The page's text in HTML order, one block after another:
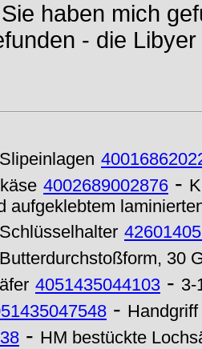
haben mich
- die
Slipeinlagen
4002689002876 -
aufgeklebtem
Schlüsselhalter
Butterdurchstoßform, 30
4051435044103 - 3-
-
- HM bestückte